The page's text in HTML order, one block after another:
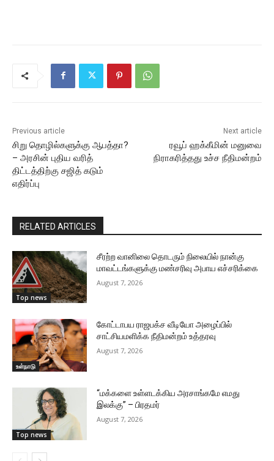
Previous article
சிறு தொழில்களுக்கு ஆபத்தா?
– அரசின் புதிய வரித்
திட்டத்திற்கு சஜித் கடும்
எதிர்ப்பு
Next article
ரவூப் ஹக்கீமின் மனுவை
நிராகரித்தது உச்ச நீதிமன்றம்
RELATED ARTICLES
Top news
சீரற்ற வானிலை தொடரும் நிலையில் நான்கு
மாவட்டங்களுக்கு மண்சரிவு அபாய எச்சரிக்கை
August 7, 2026
உள்நாடு
கோட்டாபய ராஜபக்ச வீடியோ அழைப்பில்
சாட்சியமளிக்க நீதிமன்றம் உத்தரவு
August 7, 2026
Top news
“மக்களை உள்ளடக்கிய அரசாங்கமே எமது
இலக்கு” – பிரதமர்
August 7, 2026